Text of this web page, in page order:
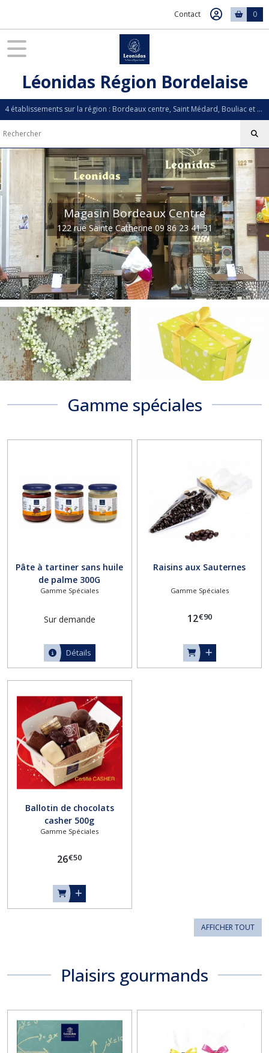
Contact 0
Léonidas Région Bordelaise
4 établissements sur la région : Bordeaux centre, Saint Médard, Bouliac et La Teste de Buch
téléphone puis retrait en
magasinGamme spéciales
Pâte à tartiner sans huile
de palme 300G
Gamme Spéciales
Sur demande
Détails
Raisins aux Sauternes
Gamme Spéciales
12€90
Ballotin de chocolats
casher 500g
Gamme Spéciales
26€50
AFFICHER TOUT
Plaisirs gourmands